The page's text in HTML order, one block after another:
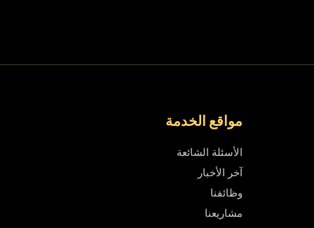
مواقع الخدمة
الأسئلة الشائعة
آخر الأخبار
وظائفنا
مشاريعنا